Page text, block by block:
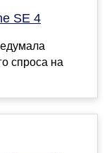
SE 4
спроса на